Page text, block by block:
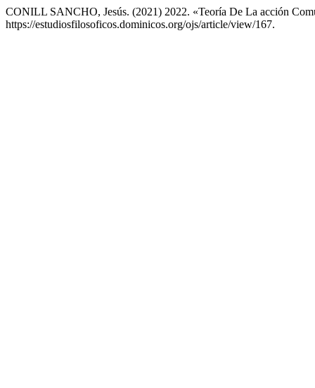
CONILL SANCHO, Jesús. (2021) 2022. «Teoría De La acción
https://estudiosfilosoficos.dominicos.org/ojs/article/view/167.